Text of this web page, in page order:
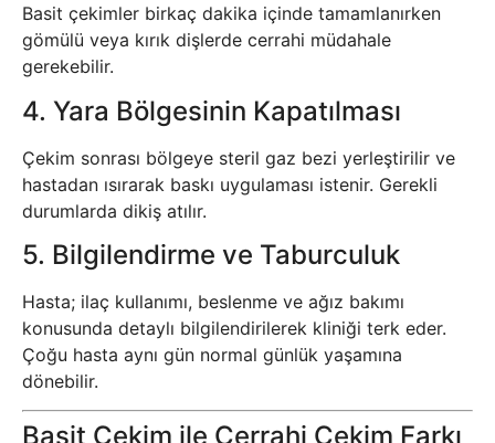
Basit çekimler birkaç dakika içinde tamamlanırken
gömülü veya kırık dişlerde cerrahi müdahale
gerekebilir.
4. Yara Bölgesinin Kapatılması
Çekim sonrası bölgeye steril gaz bezi yerleştirilir ve
hastadan ısırarak baskı uygulaması istenir. Gerekli
durumlarda dikiş atılır.
5. Bilgilendirme ve Taburculuk
Hasta; ilaç kullanımı, beslenme ve ağız bakımı
konusunda detaylı bilgilendirilerek kliniği terk eder.
Çoğu hasta aynı gün normal günlük yaşamına
dönebilir.
Basit Çekim ile Cerrahi Çekim Farkı